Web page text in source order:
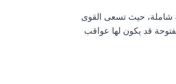
شاملة، حيث تسعى القوى
قد يكون لها عواقب